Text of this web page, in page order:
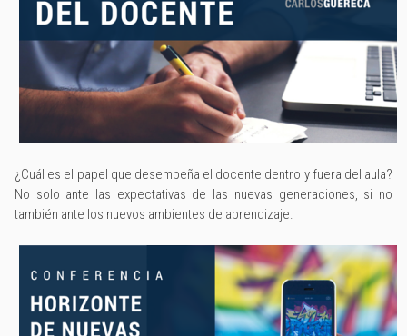
¿Cuál es el papel que desempeña el docente dentro y fuera del aula?
No solo ante las expectativas de las nuevas generaciones, si no
también ante los nuevos ambientes de aprendizaje.